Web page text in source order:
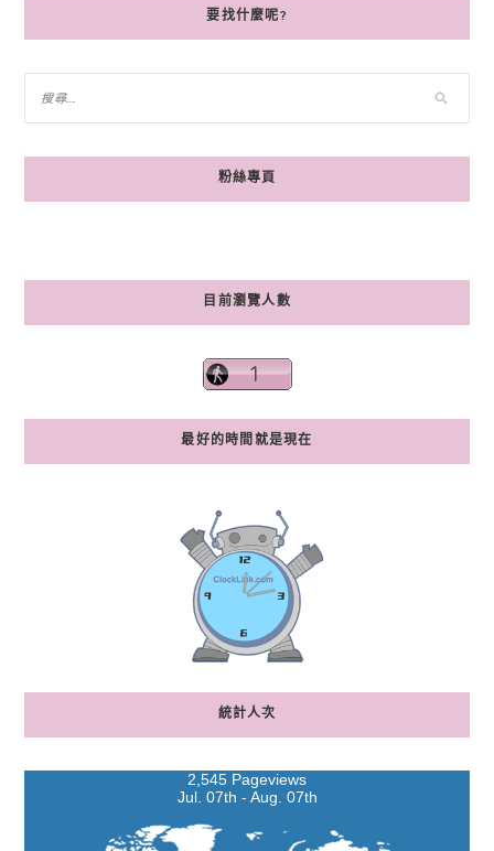
要找什麼呢?
粉絲專頁
目前瀏覽人數
最好的時間就是現在
統計人次
2,545 Pageviews
Jul. 07th - Aug. 07th